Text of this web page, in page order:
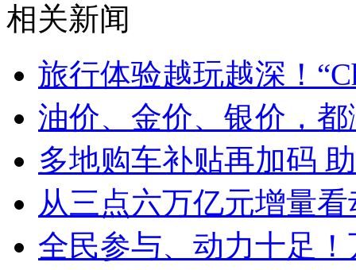
相关新闻
旅行体验越玩越深！
油价、金价、银价，都
多地购车补贴再加码
从三点六万亿元增量
全民参与、动力十足